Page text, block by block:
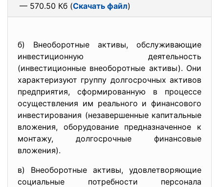
— 570.50 Кб (Скачать файл)
б) Внеоборотные активы, обслуживающие
инвестиционную деятельность
(инвестиционные внеоборотные активы). Они
характеризуют группу долгосрочных активов
предприятия, сформированную в процессе
осуществления им реального и финансового
инвестирования (незавершенные капитальные
вложения, оборудование предназначенное к
монтажу, долгосрочные финансовые
вложения).
в) Внеоборотные активы, удовлетворяющие
социальные потребности персонала